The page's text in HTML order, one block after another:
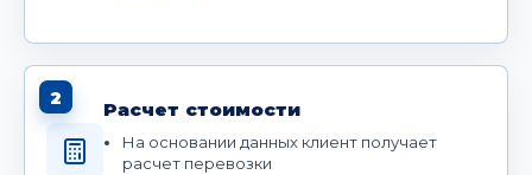
2
Расчет стоимости
На основании данных клиент получает
расчет перевозки